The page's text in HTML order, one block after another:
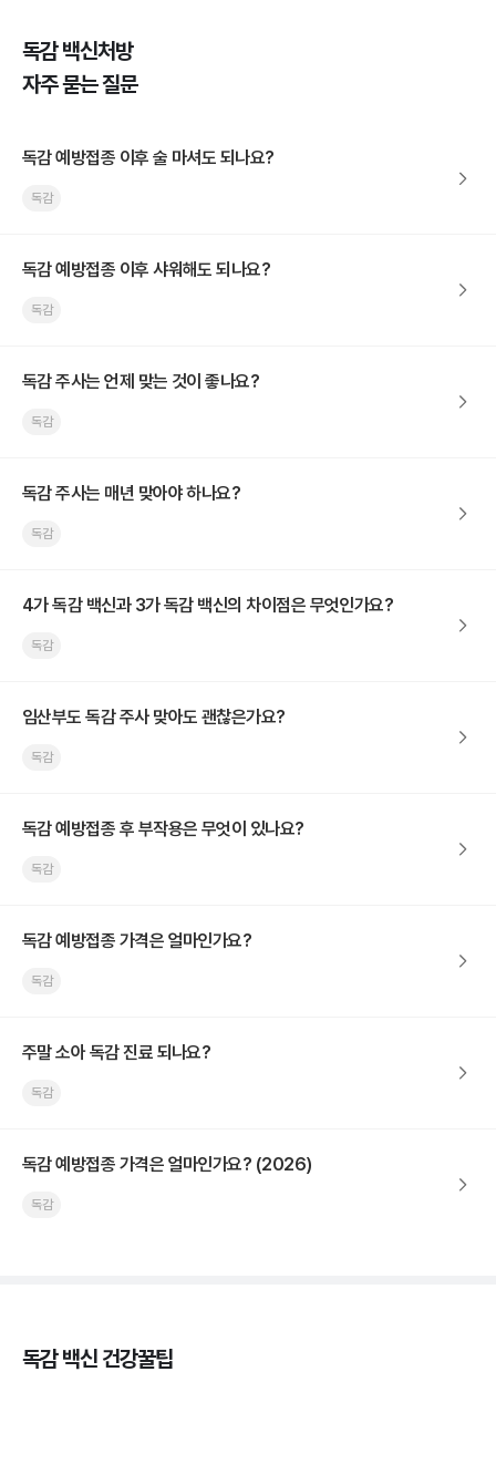
독감 백신처방
자주 묻는 질문
독감 예방접종 이후 술 마셔도 되나요?
독감
독감 예방접종 이후 샤워해도 되나요?
독감
독감 주사는 언제 맞는 것이 좋나요?
독감
독감 주사는 매년 맞아야 하나요?
독감
4가 독감 백신과 3가 독감 백신의 차이점은 무엇인가요?
독감
임산부도 독감 주사 맞아도 괜찮은가요?
독감
독감 예방접종 후 부작용은 무엇이 있나요?
독감
독감 예방접종 가격은 얼마인가요?
독감
주말 소아 독감 진료 되나요?
독감
독감 예방접종 가격은 얼마인가요? (2026)
독감
독감 백신 건강꿀팁